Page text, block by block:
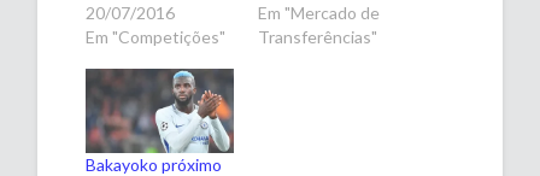
20/07/2016
Em "Competições"
Em "Mercado de
Transferências"
Bakayoko próximo